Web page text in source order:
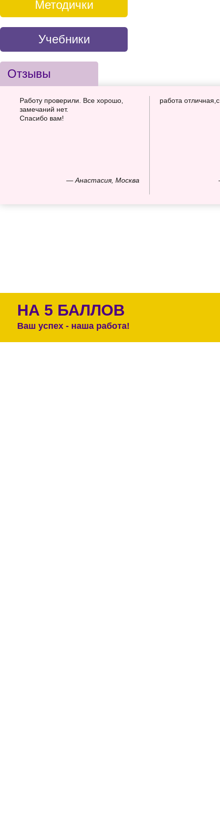
Методички
Учебники
Отзывы
— Анастасия, Москва
Работу проверили. Все хорошо,
замечаний нет.
Спасибо вам!
работа
НА 5 БАЛЛОВ
Ваш успех - наша работа!